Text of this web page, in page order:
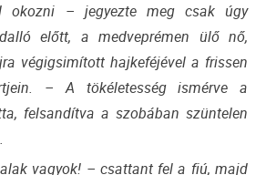
okozni – jegyezte meg csak úgy
előtt, a medveprémen ülő nő,
végigsimított hajkeféjével a frissen
– A tökéletesség ismérve a
felsandítva a szobában szüntelen
vagyok! – csattant fel a fiú, majd